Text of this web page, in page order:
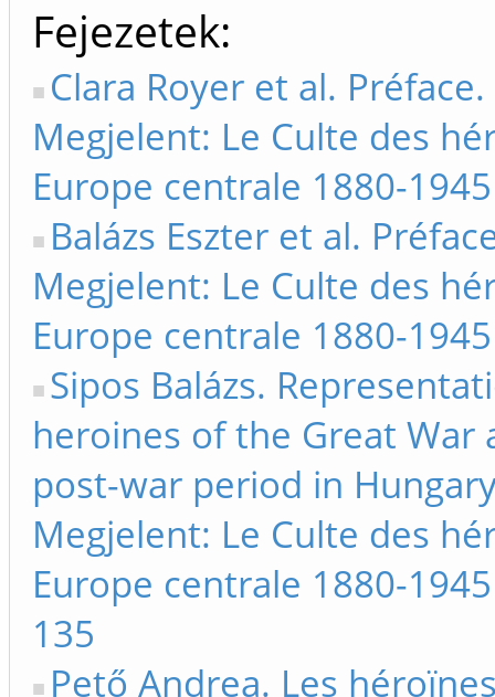
Fejezetek
Clara Royer et al.
Megjelent: Le Culte des
Europe centrale 1880-
Balázs Eszter et al.
Megjelent: Le Culte des
Europe centrale 1880-
Sipos Balázs.
heroines of the Great War
post-war period in
Megjelent: Le Culte des
Europe centrale 1880-
135
Pető Andrea. Les